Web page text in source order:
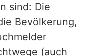
sind: Die
Bevölkerung,
(auch